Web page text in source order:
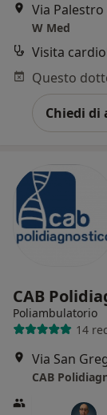
Via
W Med
Visita
Chiedi
CAB
Poliambulatorio
14
Via San
CAB